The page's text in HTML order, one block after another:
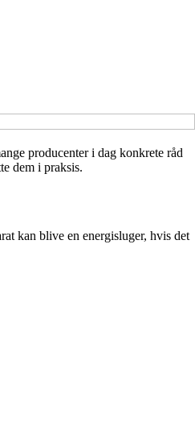
producenter i dag konkrete råd
dem i praksis.
kan blive en energisluger, hvis det